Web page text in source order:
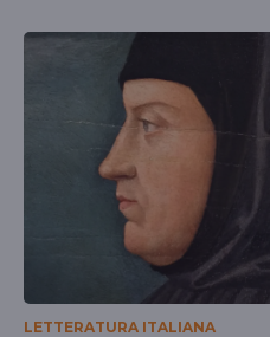
francescopetrarca
LETTERATURA ITALIANA